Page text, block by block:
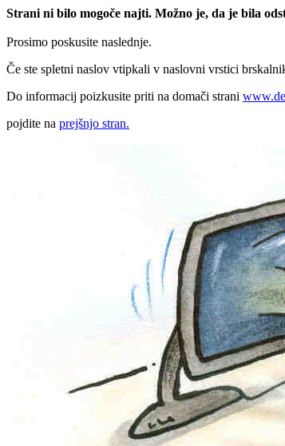
Strani ni bilo mogoče najti. Možno je, da je bila
Prosimo poskusite naslednje.
Če ste spletni naslov vtipkali v naslovni vrstici
Do informacij poizkusite priti na domači strani
pojdite na prejšnjo stran.